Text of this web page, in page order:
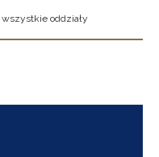
wszystkie oddziały